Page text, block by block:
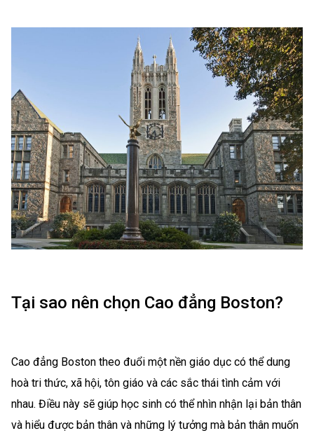
Tại sao nên chọn Cao đẳng Boston?
Cao đẳng Boston theo đuổi một nền giáo dục có thể dung
hoà tri thức, xã hội, tôn giáo và các sắc thái tình cảm với
nhau. Điều này sẽ giúp học sinh có thể nhìn nhận lại bản thân
và hiểu được bản thân và những lý tưởng mà bản thân muốn